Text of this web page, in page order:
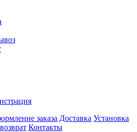
заказа Доставка Установка
Контакты